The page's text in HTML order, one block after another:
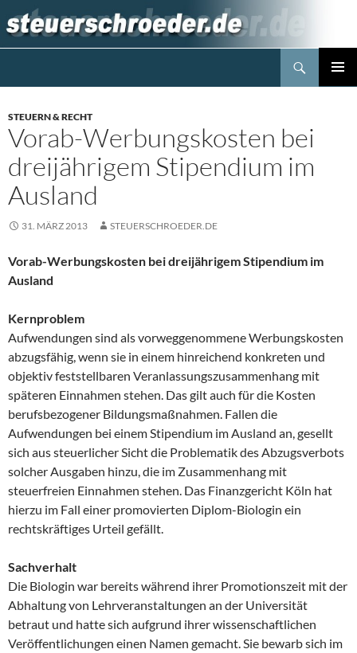
Inhalt
springen
STEUERN & RECHT
Vorab-Werbungskosten bei
dreijährigem Stipendium im
Ausland
31. MÄRZ 2013 STEUERSCHROEDER.DE
Vorab-Werbungskosten bei dreijährigem Stipendium im
Ausland
Kernproblem
Aufwendungen sind als vorweggenommene Werbungskosten
abzugsfähig, wenn sie in einem hinreichend konkreten und
objektiv feststellbaren Veranlassungszusammenhang mit
späteren Einnahmen stehen. Das gilt auch für die Kosten
berufsbezogener Bildungsmaßnahmen. Fallen die
Aufwendungen bei einem Stipendium im Ausland an, gesellt
sich aus steuerlicher Sicht die Problematik des Abzugsverbots
solcher Ausgaben hinzu, die im Zusammenhang mit
steuerfreien Einnahmen stehen. Das Finanzgericht Köln hat
hierzu im Fall einer promovierten Diplom-Biologin ein
rechtskräftiges Urteil gefällt.
Sachverhalt
Die Biologin war bereits während ihrer Promotionszeit mit der
Abhaltung von Lehrveranstaltungen an der Universität
betraut und hatte sich aufgrund ihrer wissenschaftlichen
Veröffentlichungen einen Namen gemacht. Sie bewarb sich im